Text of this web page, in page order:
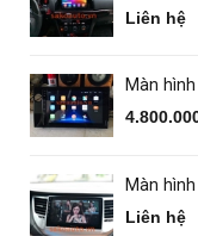
Liên hệ
Màn
Màn
Liên hệ